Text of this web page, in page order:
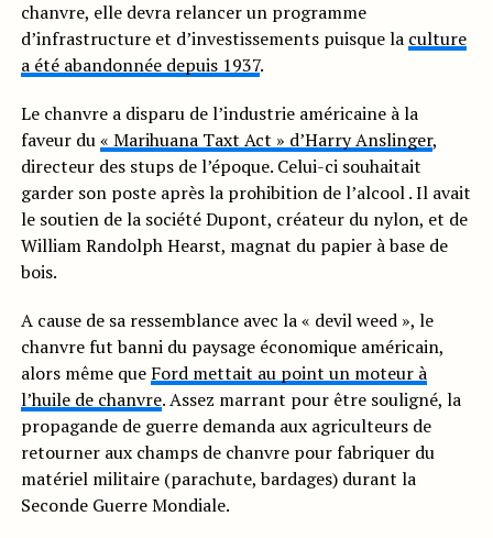
chanvre, elle devra relancer un programme
d’infrastructure et d’investissements puisque la culture
a été abandonnée depuis 1937.
Le chanvre a disparu de l’industrie américaine à la
faveur du« Marihuana Taxt Act » d’Harry Anslinger,
directeur des stups de l’époque. Celui-ci souhaitait
garder son poste après la prohibition de l’alcool . Il avait
le soutien de la société Dupont, créateur du nylon, et de
William Randolph Hearst, magnat du papier à base de
bois.
A cause de sa ressemblance avec la « devil weed », le
chanvre fut banni du paysage économique américain,
alors même que Ford mettait au point un moteur à
l’huile de chanvre. Assez marrant pour être souligné, la
propagande de guerre demanda aux agriculteurs de
retourner aux champs de chanvre pour fabriquer du
matériel militaire (parachute, bardages) durant la
Seconde Guerre Mondiale.